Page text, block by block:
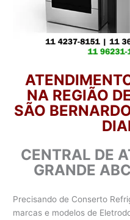
NA REGIÃO
SÃO
CENTRAL DE
GRANDE
Precisando de Conserto
marcas e modelos de